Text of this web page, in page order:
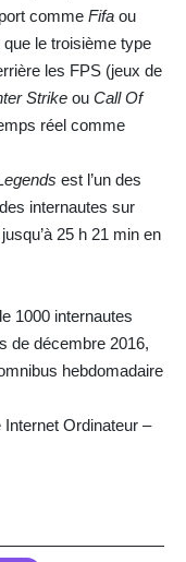
comme Fifa ou
que le troisième type
les FPS (jeux de
Strike ou Call Of
réel comme
est l’un des
internautes sur
25 h 21 min en
1000 internautes
de décembre 2016,
hebdomadaire
Ordinateur –